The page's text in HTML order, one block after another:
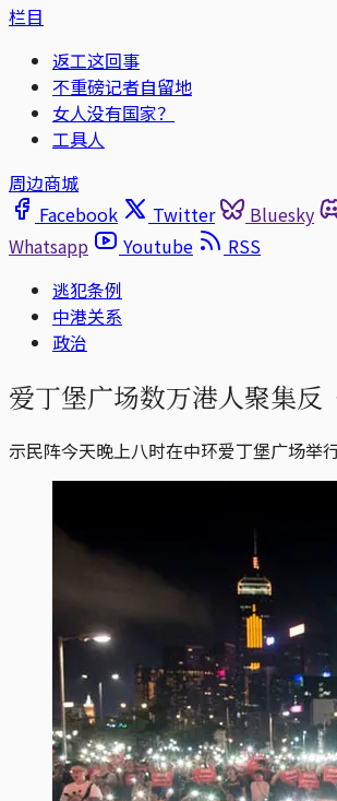
栏目
返工这回事
不重磅记者自留地
女人没有国家？
工具人
周边商城
Facebook
Twitter Bluesky
Whatsapp
Youtube
RSS
逃犯条例
中港关系
政治
爱丁堡广场数万港人聚集
示民阵今天晚上八时在中环爱丁堡广场